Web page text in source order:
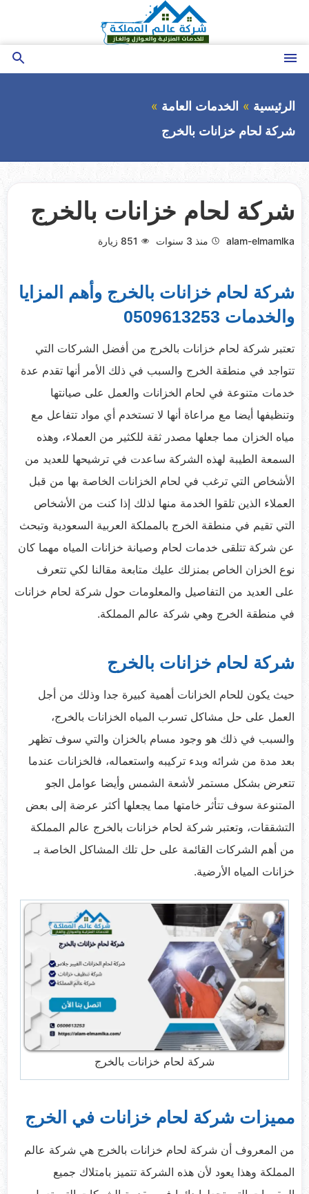
المحتوى
القائمة
بحث
الرئيسية
الخدمات العامة
شركة لحام خزانات بالخرج
شركة لحام خزانات بالخرج
alam-elmamlka منذ 3 سنوات 851 زيارة
شركة لحام خزانات بالخرج وأهم المزايا
والخدمات 0509613253
تعتبر شركة لحام خزانات بالخرج من أفضل الشركات التي
تتواجد في منطقة الخرج والسبب في ذلك الأمر أنها تقدم عدة
خدمات متنوعة في لحام الخزانات والعمل على صيانتها
وتنظيفها أيضا مع مراعاة أنها لا تستخدم أي مواد تتفاعل مع
مياه الخزان مما جعلها مصدر ثقة للكثير من العملاء، وهذه
السمعة الطيبة لهذه الشركة ساعدت في ترشيحها للعديد من
الأشخاص التي ترغب في لحام الخزانات الخاصة بها من قبل
العملاء الذين تلقوا الخدمة منها لذلك إذا كنت من الأشخاص
التي تقيم في منطقة الخرج بالمملكة العربية السعودية وتبحث
عن شركة تتلقى خدمات لحام وصيانة خزانات المياه مهما كان
نوع الخزان الخاص بمنزلك عليك متابعة مقالنا لكي تتعرف
على العديد من التفاصيل والمعلومات حول شركة لحام خزانات
في منطقة الخرج وهي شركة عالم المملكة.
شركة لحام خزانات بالخرج
حيث يكون للحام الخزانات أهمية كبيرة جدا وذلك من أجل
العمل على حل مشاكل تسرب المياه الخزانات بالخرج،
والسبب في ذلك هو وجود مسام بالخزان والتي سوف تظهر
بعد مدة من شرائه وبدء تركيبه واستعماله، فالخزانات عندما
تتعرض بشكل مستمر لأشعة الشمس وأيضا عوامل الجو
المتنوعة سوف تتأثر خامتها مما يجعلها أكثر عرضة إلى بعض
التشققات، وتعتبر شركة لحام خزانات بالخرج عالم المملكة
من أهم الشركات القائمة على حل تلك المشاكل الخاصة بـ
خزانات المياه الأرضية.
شركة لحام خزانات بالخرج
مميزات شركة لحام خزانات في الخرج
من المعروف أن شركة لحام خزانات بالخرج هي شركة عالم
المملكة وهذا يعود لأن هذه الشركة تتميز بامتلاك جميع